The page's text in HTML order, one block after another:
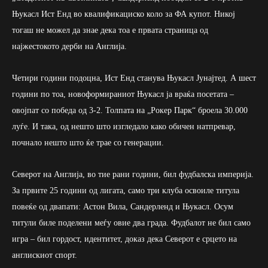
Њукасл Ист Енд во квалификациско коло за ФА купот. Никој
тогаш не можел да знае дека тоа е првата страница од
најжестокото дерби на Англија.
Четири години подоцна, Ист Енд станува Њукасл Јунајтед. А шест
години по тоа, новоформираниот Њукасл ја враќа посетата –
овојпат со победа од 3-2. Толпата на „Рокер Парк“ броела 30.000
луѓе. И така, од нешто што изгледало како обичен натпревар,
почнало нешто што ќе трае со генерации.
Северот на Англија, во тие рани години, бил фудбалска империја.
За првите 25 години од лигата, само три клуба освоиле титула
повеќе од двапати: Астон Вила, Сандерленд и Њукасл. Осум
титули биле поделени меѓу овие два града. Фудбалот не бил само
игра – бил гордост, идентитет, доказ дека Северот е срцето на
англискиот спорт.